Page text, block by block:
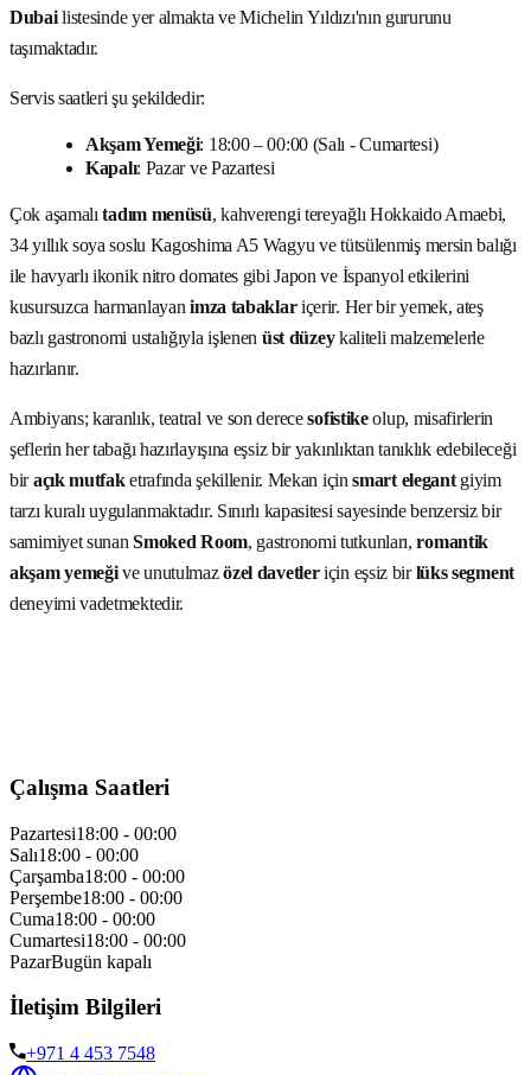
Dubailistesinde yer almakta ve Michelin Yıldızı'nın gururunu
taşımaktadır.
Servis saatleri şu şekildedir:
Akşam Yemeği: 18:00 – 00:00 (Salı - Cumartesi)
Kapalı: Pazar ve Pazartesi
Çok aşamalıtadım menüsü, kahverengi tereyağlı Hokkaido Amaebi,
34 yıllık soya soslu Kagoshima A5 Wagyu ve tütsülenmiş mersin balığı
ile havyarlı ikonik nitro domates gibi Japon ve İspanyol etkilerini
kusursuzca harmanlayanimza tabaklariçerir. Her bir yemek, ateş
bazlı gastronomi ustalığıyla işlenen üst düzeykaliteli malzemelerle
hazırlanır.
Ambiyans; karanlık, teatral ve son derecesofistikeolup, misafirlerin
şeflerin her tabağı hazırlayışına eşsiz bir yakınlıktan tanıklık edebileceği
biraçık mutfaketrafında şekillenir. Mekan içinsmart elegantgiyim
tarzı kuralı uygulanmaktadır. Sınırlı kapasitesi sayesinde benzersiz bir
samimiyet sunanSmoked Room, gastronomi tutkunları,romantik
akşam yemeğive unutulmazözel davetleriçin eşsiz birlüks segment
deneyimi vadetmektedir.
Çalışma Saatleri
Pazartesi18:00 - 00:00
Salı18:00 - 00:00
Çarşamba18:00 - 00:00
Perşembe18:00 - 00:00
Cuma18:00 - 00:00
Cumartesi18:00 - 00:00
PazarBugün kapalı
İletişim Bilgileri
+971 4 453 7548